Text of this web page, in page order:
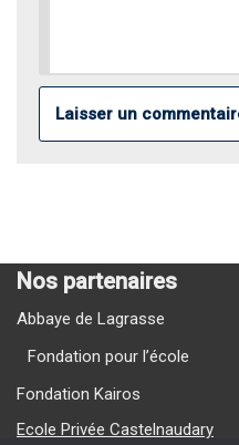
Nos partenaires
Abbaye de Lagrasse
Fondation pour l’école
Fondation Kairos
Ecole Privée Castelnaudary